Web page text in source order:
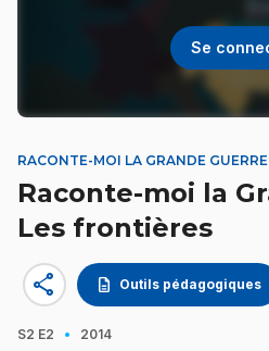
Se
RACONTE-MOI LA GRANDE GUERRE
Raconte-moi la
Les frontières
description Outils pédagogiques
share
S2 E2 · 2014